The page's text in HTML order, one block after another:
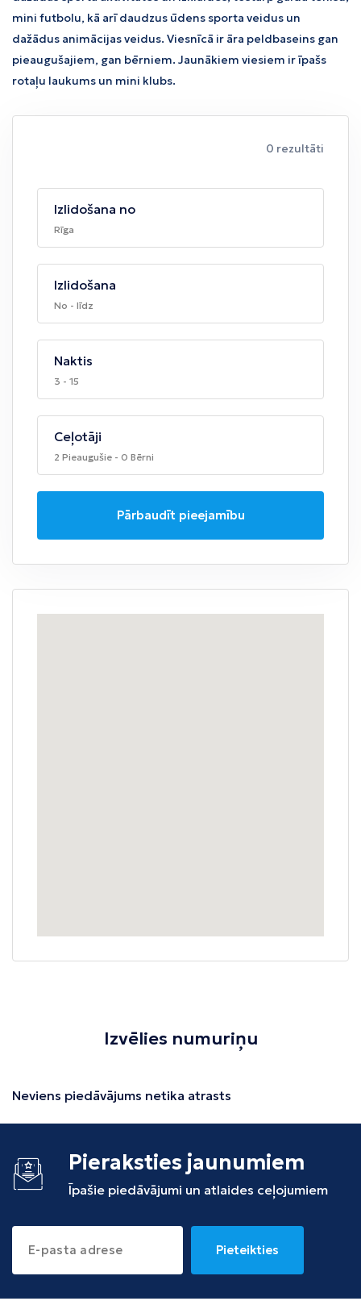
mini futbolu, kā arī daudzus ūdens sporta veidus un
dažādus animācijas veidus. Viesnīcā ir āra peldbaseins gan
pieaugušajiem, gan bērniem. Jaunākiem viesiem ir īpašs
rotaļu laukums un mini klubs.
0 rezultāti
Izlidošana no
Rīga
Izlidošana
No - līdz
Naktis
3 - 15
Ceļotāji
2 Pieaugušie - 0 Bērni
Pārbaudīt pieejamību
Izvēlies numuriņu
Neviens piedāvājums netika atrasts
Pieraksties jaunumiem
Īpašie piedāvājumi un atlaides ceļojumiem
Pieteikties